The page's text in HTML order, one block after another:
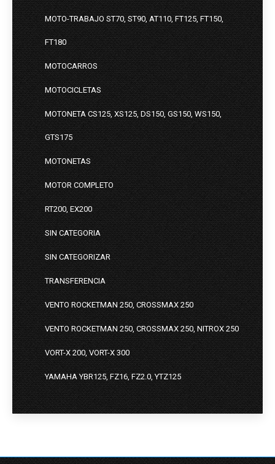
MOTO-TRABAJO ST70, ST90, AT110, FT125, FT150,
FT180
MOTOCARROS
MOTOCICLETAS
MOTONETA CS125, XS125, DS150, GS150, WS150,
GTS175
MOTONETAS
MOTOR COMPLETO
RT200, EX200
SIN CATEGORIA
SIN CATEGORIZAR
TRANSFERENCIA
VENTO ROCKETMAN 250, CROSSMAX 250
VENTO ROCKETMAN 250, CROSSMAX 250, NITROX 250
VORT-X 200, VORT-X 300
YAMAHA YBR125, FZ16, FZ2.0, YTZ125